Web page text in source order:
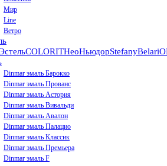
Мир
Line
Ветро
COLORITНеоНьюдорStefanyBelari
Dinmar эмаль Барокко
Dinmar эмаль Прованс
Dinmar эмаль Астория
Dinmar эмаль Вивальди
Dinmar эмаль Авалон
Dinmar эмаль Палацио
Dinmar эмаль Классик
Dinmar эмаль Премьера
Dinmar эмаль F